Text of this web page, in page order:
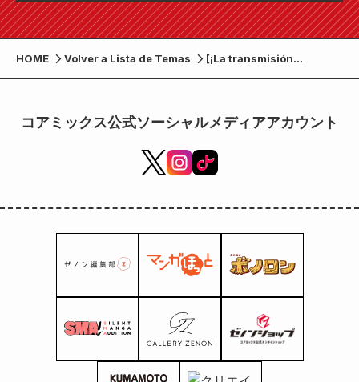
originales dibujadas para la exposición. .
HOME Volver a Lista de Temas
[¡La transmisión
principal del drama
Sticky Beast” decidieron!
コアミックス公式ソーシャルメディアアカウント